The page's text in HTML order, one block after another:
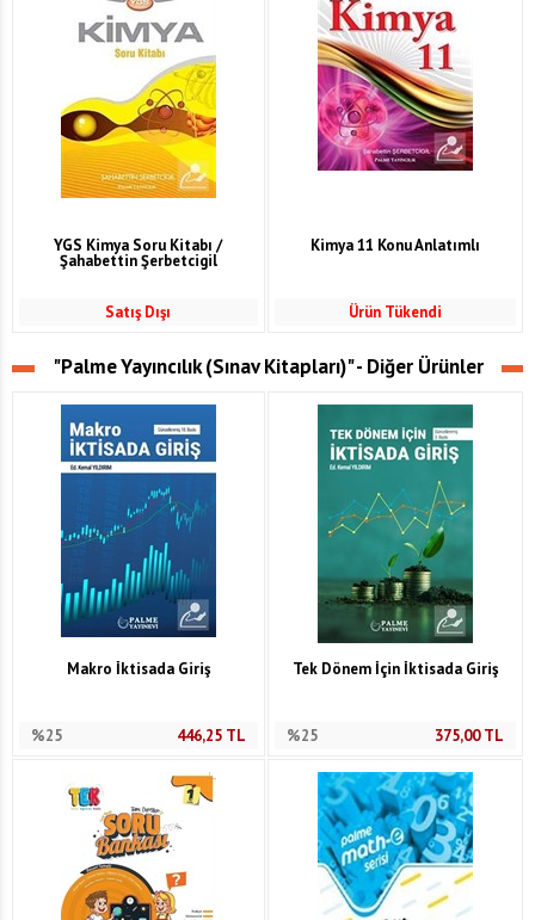
YGS Kimya Soru Kitabı /
Şahabettin Şerbetcigil
Satış Dışı
Kimya 11 Konu Anlatımlı
Ürün Tükendi
"Palme Yayıncılık (Sınav Kitapları)" - Diğer Ürünler
Makro İktisada Giriş
%25 446,25TL
Tek Dönem İçin İktisada Giriş
%25 375,00TL